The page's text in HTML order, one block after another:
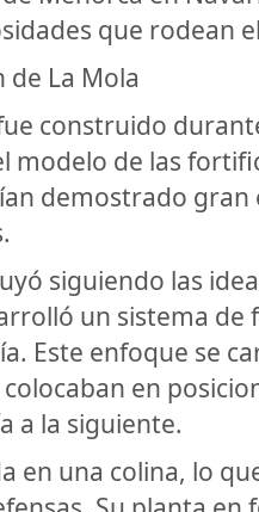
que rodean
de La Mola
construido
modelo de las
demostrado gran
siguiendo las
un sistema de
Este enfoque se
en
a la siguiente.
en una colina, lo